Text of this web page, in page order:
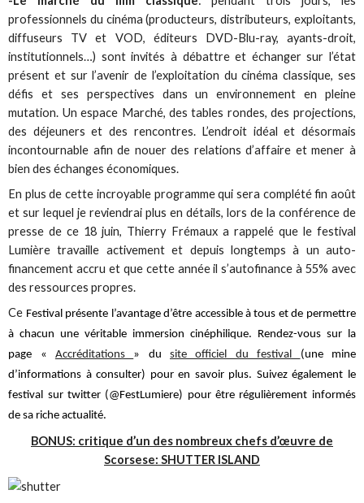
professionnels du cinéma (producteurs, distributeurs, exploitants,
diffuseurs TV et VOD, éditeurs DVD-Blu-ray, ayants-droit,
institutionnels…) sont invités à débattre et échanger sur l’état
présent et sur l’avenir de l’exploitation du cinéma classique, ses
défis et ses perspectives dans un environnement en pleine
mutation. Un espace Marché, des tables rondes, des projections,
des déjeuners et des rencontres. L’endroit idéal et désormais
incontournable afin de nouer des relations d’affaire et mener à
bien des échanges économiques.
En plus de cette incroyable programme qui sera complété fin août
et sur lequel je reviendrai plus en détails, lors de la conférence de
presse de ce 18 juin, Thierry Frémaux a rappelé que le festival
Lumière travaille activement et depuis longtemps à un auto-
financement accru et que cette année il s’autofinance à 55% avec
des ressources propres.
Ce Festival présente l’avantage d’être accessible à tous et de permettre
à chacun une véritable immersion cinéphilique. Rendez-vous sur la
page « Accréditations » du site officiel du festival (une mine
d’informations à consulter) pour en savoir plus. Suivez également le
festival sur twitter (@FestLumiere) pour être régulièrement informés
de sa riche actualité.
BONUS: critique d’un des nombreux chefs d’œuvre de
Scorsese: SHUTTER ISLAND